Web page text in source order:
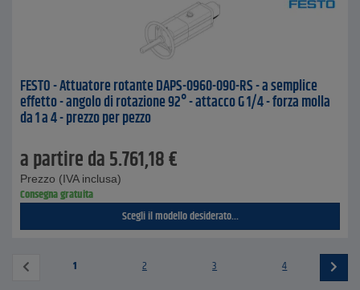
FESTO - Attuatore rotante DAPS-0960-090-RS - a semplice
effetto - angolo di rotazione 92° - attacco G 1/4 - forza molla
da 1 a 4 - prezzo per pezzo
a partire da5.761,18€
Prezzo (IVA inclusa)
Consegna gratuita
Scegli il modello desiderato...
1 2 3 4